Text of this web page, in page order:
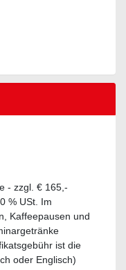
- zzgl. € 165,-
% USt. Im
Kaffeepausen und
ist die
oder Englisch)